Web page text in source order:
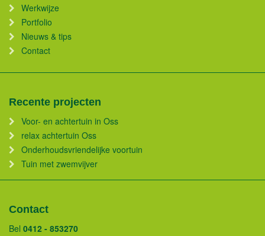
Werkwijze
Portfolio
Nieuws & tips
Contact
Recente projecten
Voor- en achtertuin in Oss
relax achtertuin Oss
Onderhoudsvriendelijke voortuin
Tuin met zwemvijver
Contact
Bel 0412 - 853270